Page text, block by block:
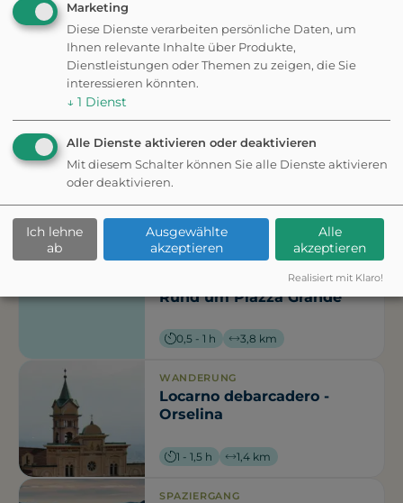
Wanderungen &
Spaziergänge in der
Nähe
SPAZIERGANG
0,5 - 1 h
Rund um Piazza Grande
0,5 - 1 h 3,8 km
WANDERUNG
Locarno debarcadero -
Orselina
1 - 1,5 h 1,4 km
SPAZIERGANG
Marketing
Diese Dienste verarbeiten persönliche Daten, um
Ihnen relevante Inhalte über Produkte,
Dienstleistungen oder Themen zu zeigen, die Sie
interessieren könnten.
↓ 1 Dienst
Alle Dienste aktivieren oder deaktivieren
Mit diesem Schalter können Sie alle Dienste aktivieren
oder deaktivieren.
Ich lehne
ab
Ausgewählte
akzeptieren
Alle
akzeptieren
Realisiert mit Klaro!